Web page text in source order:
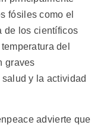
fósiles como el
de los científicos
del
graves
y la actividad
advierte que